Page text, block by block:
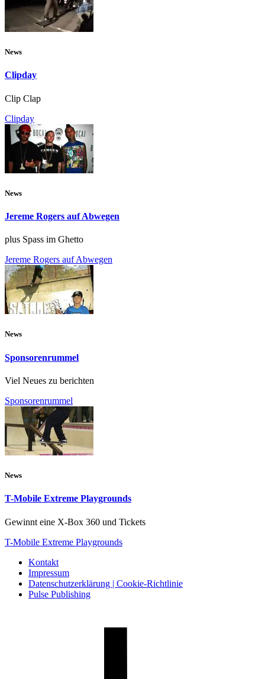
News
Clipday
Clip Clap
Clipday
News
Jereme Rogers auf Abwegen
plus Spass im Ghetto
Jereme Rogers auf Abwegen
News
Sponsorenrummel
Viel Neues zu berichten
Sponsorenrummel
News
T-Mobile Extreme Playgrounds
Gewinnt eine X-Box 360 und Tickets
T-Mobile Extreme Playgrounds
Kontakt
Impressum
Datenschutzerklärung | Cookie-Richtlinie
Pulse Publishing